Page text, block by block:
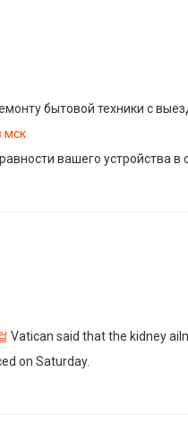
бытовой техники с
мск
вашего устройства
Vatican said that the kidney
on Saturday.